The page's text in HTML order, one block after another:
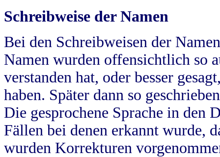
Schreibweise der Namen
Bei den Schreibweisen der
Namen wurden offensichtlich so
verstanden hat, oder besser
haben. Später dann so
Die gesprochene Sprache in
Fällen bei denen erkannt wurde,
wurden Korrekturen